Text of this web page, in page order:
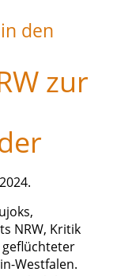
den
zur
NRW, Kritik
geflüchteter
Westfalen.